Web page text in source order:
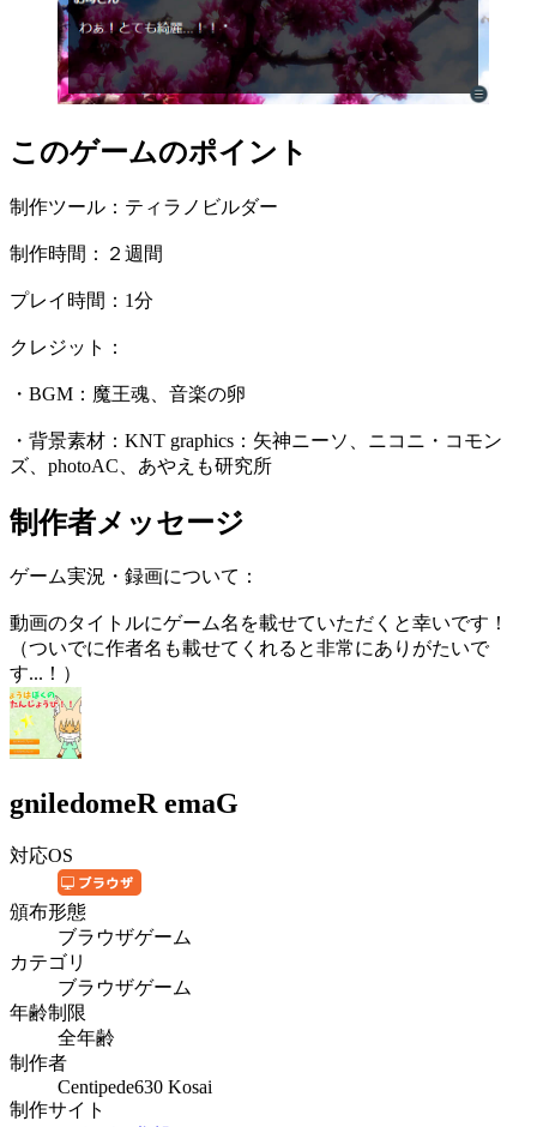
このゲームのポイント
制作ツール：ティラノビルダー
制作時間：２週間
プレイ時間：1分
クレジット：
・BGM：魔王魂、音楽の卵
・背景素材：KNT graphics：矢神ニーソ、ニコニ・コモン
ズ、photoAC、あやえも研究所
制作者メッセージ
ゲーム実況・録画について：
動画のタイトルにゲーム名を載せていただくと幸いです！
（ついでに作者名も載せてくれると非常にありがたいで
す...！）
gniledomeR emaG
対応OS
頒布形態
ブラウザゲーム
カテゴリ
ブラウザゲーム
年齢制限
全年齢
制作者
Centipede630 Kosai
制作サイト